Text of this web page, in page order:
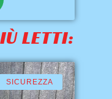
LETTI:
SICUREZZA